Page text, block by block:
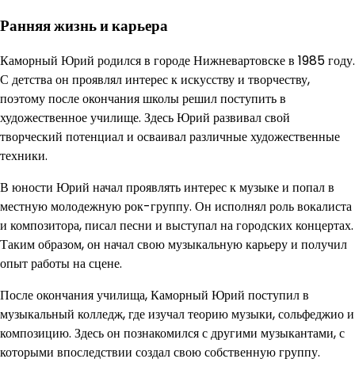
Ранняя жизнь и карьера
Каморный Юрий родился в городе Нижневартовске в 1985 году.
С детства он проявлял интерес к искусству и творчеству,
поэтому после окончания школы решил поступить в
художественное училище. Здесь Юрий развивал свой
творческий потенциал и осваивал различные художественные
техники.
В юности Юрий начал проявлять интерес к музыке и попал в
местную молодежную рок-группу. Он исполнял роль вокалиста
и композитора, писал песни и выступал на городских концертах.
Таким образом, он начал свою музыкальную карьеру и получил
опыт работы на сцене.
После окончания училища, Каморный Юрий поступил в
музыкальный колледж, где изучал теорию музыки, сольфеджио и
композицию. Здесь он познакомился с другими музыкантами, с
которыми впоследствии создал свою собственную группу.